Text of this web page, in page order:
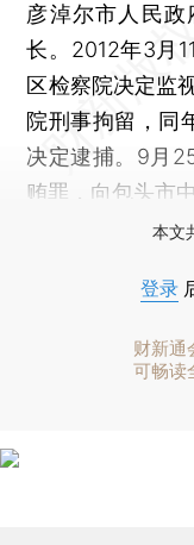
彦淖尔市人民
长。2012年3月
区检察院决定监
院刑事拘留，同
决定逮捕。9月
贿罪，向包头市
本文
登录
财新通
可畅读